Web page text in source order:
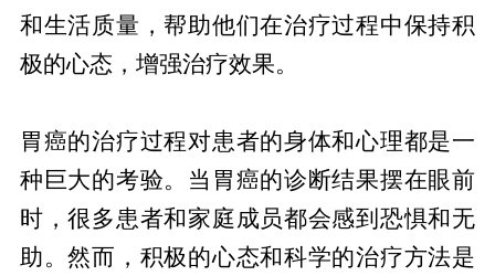
和生活质量，帮助他们在治疗过程中保持积
极的心态，增强治疗效果。
胃癌的治疗过程对患者的身体和心理都是一
种巨大的考验。当胃癌的诊断结果摆在眼前
时，很多患者和家庭成员都会感到恐惧和无
助。然而，积极的心态和科学的治疗方法是